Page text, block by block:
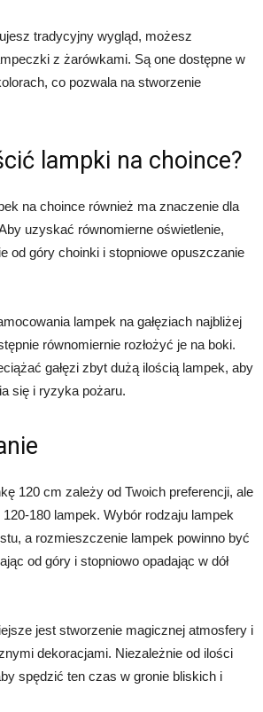
tradycyjny wygląd, możesz
z żarówkami. Są one dostępne w
co pozwala na stworzenie
lampki na choince?
na choince również ma znaczenie dla
uzyskać równomierne oświetlenie,
od góry choinki i stopniowe opuszczanie
lampek na gałęziach najbliżej
równomiernie rozłożyć je na boki.
gałęzi zbyt dużą ilością lampek, aby
się i ryzyka pożaru.
120 cm zależy od Twoich preferencji, ale
180 lampek. Wybór rodzaju lampek
a rozmieszczenie lampek powinno być
od góry i stopniowo opadając w dół
jest stworzenie magicznej atmosfery i
dekoracjami. Niezależnie od ilości
spędzić ten czas w gronie bliskich i